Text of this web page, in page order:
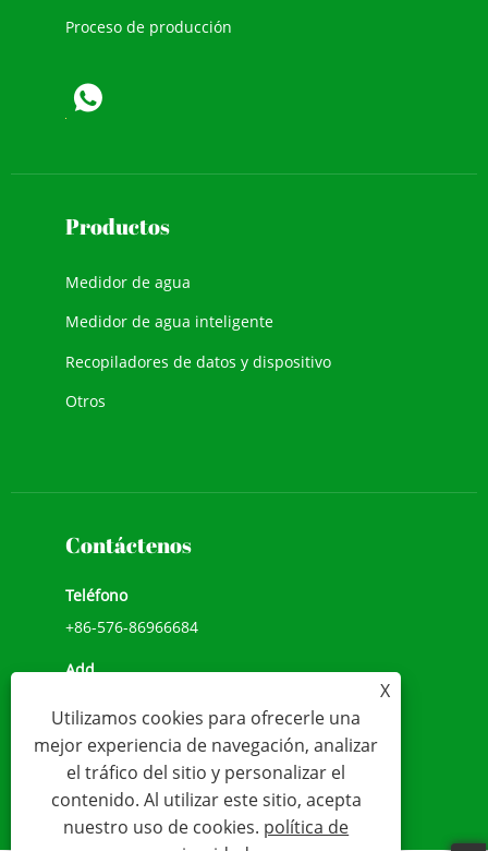
Proceso de producción
Productos
Medidor de agua
Medidor de agua inteligente
Recopiladores de datos y dispositivo
Otros
Contáctenos
Teléfono
+86-576-86966684
Add
NO.1039, AVENIDA JIULONG, CALLE CHENGXI,
WENLING, ZHEJIANG, CHINA (317500)
Correo electrónico
sales@younio.com
X
Utilizamos cookies para ofrecerle una
mejor experiencia de navegación, analizar
el tráfico del sitio y personalizar el
contenido. Al utilizar este sitio, acepta
nuestro uso de cookies. política de